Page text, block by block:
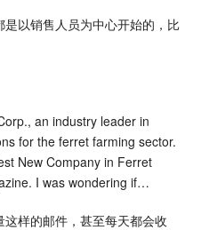
以销售人员为中心开始的，比
an industry leader in
for the ferret farming sector.
New Company in Ferret
I was wondering if…
样的邮件，甚至每天都会收